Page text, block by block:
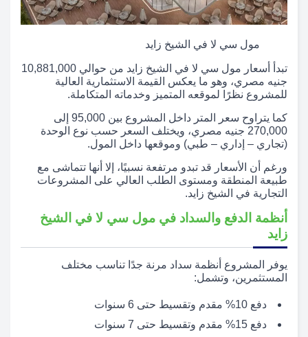
مول سي لا في الشيخ زايد
تبدأ أسعار مول سي لا في الشيخ زايد من حوالي 10,881,000
جنيه مصري، وهو ما يعكس القيمة الاستثمارية العالية
للمشروع نظرًا لموقعه المتميز وخدماته المتكاملة.
كما يتراوح سعر المتر داخل المشروع بين 95,000 إلى
270,000 جنيه مصري، ويختلف السعر حسب نوع الوحدة
(تجاري – إداري – طبي) وموقعها داخل المول.
ورغم أن الأسعار قد تبدو مرتفعة نسبيًا، إلا أنها تتماشى مع
طبيعة المنطقة ومستوى الطلب العالي على المشروعات
التجارية في الشيخ زايد.
أنظمة الدفع والسداد في مول سي لا في الشيخ
زايد
يوفر المشروع أنظمة سداد مرنة جدًا تناسب مختلف
المستثمرين، وتشمل:
دفع 10% مقدم وتقسيط حتى 6 سنوات
دفع 15% مقدم وتقسيط حتى 7 سنوات